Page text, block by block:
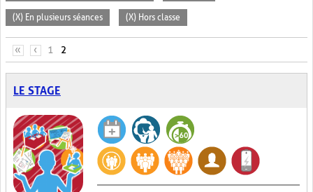
(X) En plusieurs séances (X) Hors classe
PAGES
« ‹ 1 2
LE STAGE